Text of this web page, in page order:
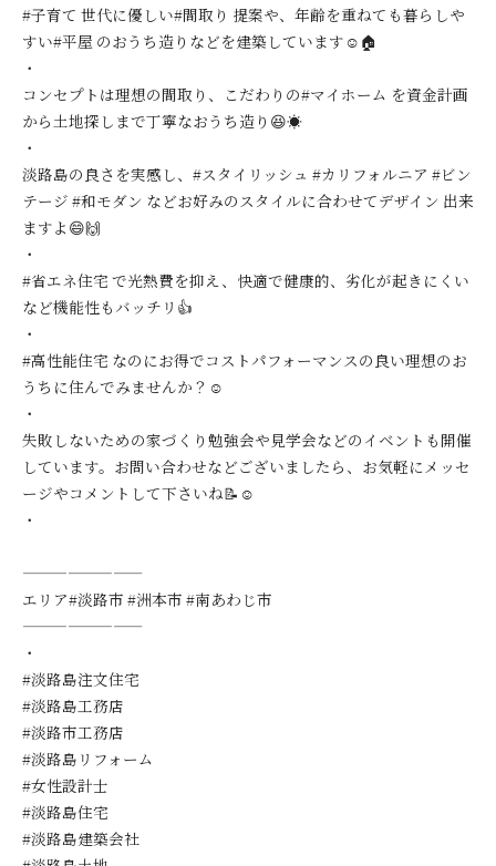
#子育て 世代に優しい#間取り 提案や、年齢を重ねても暮らしや
すい#平屋 のおうち造りなどを建築しています☺️🏠
・
コンセプトは理想の間取り、こだわりの#マイホーム を資金計画
から土地探しまで丁寧なおうち造り😆☀️
・
淡路島の良さを実感し、#スタイリッシュ #カリフォルニア #ビン
テージ #和モダン などお好みのスタイルに合わせてデザイン 出来
ますよ😄🙌
・
#省エネ住宅 で光熱費を抑え、快適で健康的、劣化が起きにくい
など機能性もバッチリ👍
・
#高性能住宅 なのにお得でコストパフォーマンスの良い理想のお
うちに住んでみませんか？☺️
・
失敗しないための家づくり勉強会や見学会などのイベントも開催
しています。お問い合わせなどございましたら、お気軽にメッセ
ージやコメントして下さいね📝☺️
・
————————
エリア#淡路市 #洲本市 #南あわじ市
————————
・
#淡路島注文住宅
#淡路島工務店
#淡路市工務店
#淡路島リフォーム
#女性設計士
#淡路島住宅
#淡路島建築会社